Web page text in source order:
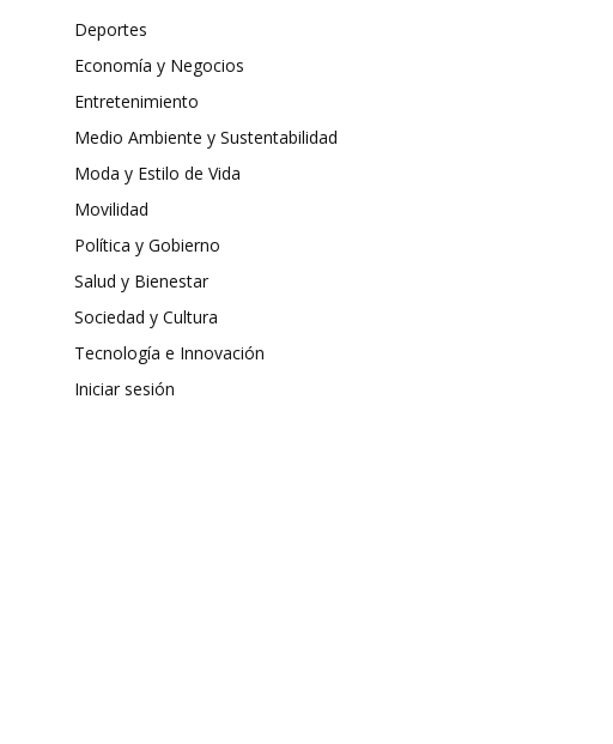
Deportes
Economía y Negocios
Entretenimiento
Medio Ambiente y Sustentabilidad
Moda y Estilo de Vida
Movilidad
Política y Gobierno
Salud y Bienestar
Sociedad y Cultura
Tecnología e Innovación
Iniciar sesión